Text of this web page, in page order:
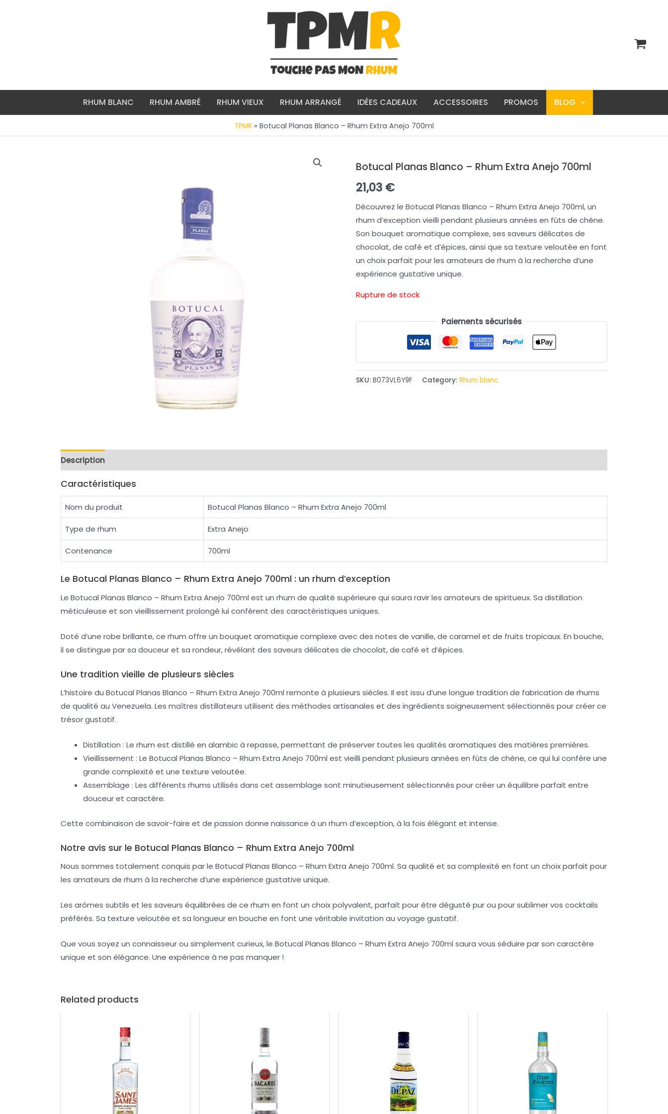
RHUM BLANC RHUM AMBRÉ RHUM VIEUX RHUM ARRANGÉ IDÉES CADEAUX ACCESSOIRES PROMOS BLOG
TPMR » Botucal Planas Blanco – Rhum Extra Anejo 700ml
Botucal Planas Blanco – Rhum Extra Anejo 700ml
21,03 €
Découvrez le Botucal Planas Blanco – Rhum Extra Anejo 700ml, un
rhum d’exception vieilli pendant plusieurs années en fûts de chêne.
Son bouquet aromatique complexe, ses saveurs délicates de
chocolat, de café et d’épices, ainsi que sa texture veloutée en font
un choix parfait pour les amateurs de rhum à la recherche d’une
expérience gustative unique.
Rupture de stock
Paiements sécurisés
SKU: B073VL6Y9F Category: Rhum blanc
Description
Caractéristiques
Nom du produit Botucal Planas Blanco – Rhum Extra Anejo 700ml
Type de rhum Extra Anejo
Contenance 700ml
Le Botucal Planas Blanco – Rhum Extra Anejo 700ml : un rhum d’exception
Le Botucal Planas Blanco – Rhum Extra Anejo 700ml est un rhum de qualité supérieure qui saura ravir les amateurs de spiritueux. Sa distillation
méticuleuse et son vieillissement prolongé lui confèrent des caractéristiques uniques.
Doté d’une robe brillante, ce rhum offre un bouquet aromatique complexe avec des notes de vanille, de caramel et de fruits tropicaux. En bouche,
il se distingue par sa douceur et sa rondeur, révélant des saveurs délicates de chocolat, de café et d’épices.
Une tradition vieille de plusieurs siècles
L’histoire du Botucal Planas Blanco – Rhum Extra Anejo 700ml remonte à plusieurs siècles. Il est issu d’une longue tradition de fabrication de rhums
de qualité au Venezuela. Les maîtres distillateurs utilisent des méthodes artisanales et des ingrédients soigneusement sélectionnés pour créer ce
trésor gustatif.
Distillation : Le rhum est distillé en alambic à repasse, permettant de préserver toutes les qualités aromatiques des matières premières.
Vieillissement : Le Botucal Planas Blanco – Rhum Extra Anejo 700ml est vieilli pendant plusieurs années en fûts de chêne, ce qui lui confère une
grande complexité et une texture veloutée.
Assemblage : Les différents rhums utilisés dans cet assemblage sont minutieusement sélectionnés pour créer un équilibre parfait entre
douceur et caractère.
Cette combinaison de savoir-faire et de passion donne naissance à un rhum d’exception, à la fois élégant et intense.
Notre avis sur le Botucal Planas Blanco – Rhum Extra Anejo 700ml
Nous sommes totalement conquis par le Botucal Planas Blanco – Rhum Extra Anejo 700ml. Sa qualité et sa complexité en font un choix parfait pour
les amateurs de rhum à la recherche d’une expérience gustative unique.
Les arômes subtils et les saveurs équilibrées de ce rhum en font un choix polyvalent, parfait pour être dégusté pur ou pour sublimer vos cocktails
préférés. Sa texture veloutée et sa longueur en bouche en font une véritable invitation au voyage gustatif.
Que vous soyez un connaisseur ou simplement curieux, le Botucal Planas Blanco – Rhum Extra Anejo 700ml saura vous séduire par son caractère
unique et son élégance. Une expérience à ne pas manquer !
Related products